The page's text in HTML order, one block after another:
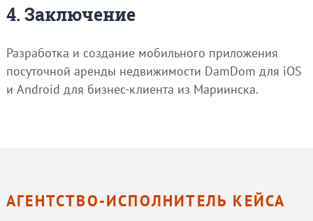
4. Заключение
Разработка и создание мобильного приложения
посуточной аренды недвижимости DamDom для iOS
и Android для бизнес-клиента из Мариинска.
АГЕНТСТВО-ИСПОЛНИТЕЛЬ КЕЙСА